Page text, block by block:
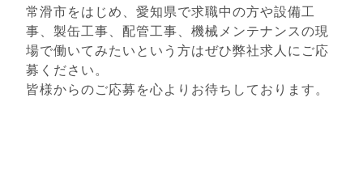
常滑市をはじめ、愛知県で求職中の方や設備工
事、製缶工事、配管工事、機械メンテナンスの現
場で働いてみたいという方はぜひ弊社求人にご応
募ください。
皆様からのご応募を心よりお待ちしております。